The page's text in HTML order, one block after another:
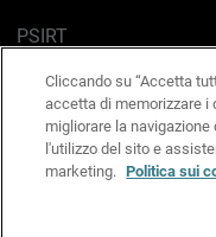
PSIRT
Politica sui cookie
Informativa sulla
Kit Media & Brand
Cliccando su “Accetta
accetta di memorizzare
migliorare la navigazione
l'utilizzo del sito e
marketing. Politica sui